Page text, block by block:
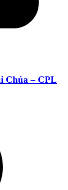
Chúa – CPL